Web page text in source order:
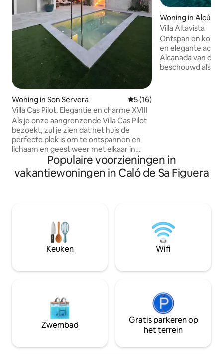
Woning in Son Servera Gemiddelde beoordeling
5 (16)
Villa Cas Pilot. Elegantie en charme XVIII
Als je onze aangrenzende Villa Cas Pilot
bezoekt, zul je zien dat het huis de
perfecte plek is om te ontspannen en
lichaam en geest weer met elkaar in
contact te brengen, terwijl je geniet van
de serene sfeer die ontstaat door de
historische geschiedenis van het huis te
klimaatregeling en plafondventilator
combineren op perfecte wijze een
modern design met het oorspronkelijke
18e-eeuwse erfgoed. Bezoek onze
Woning in Alcúdia
Villa Altavista
Ontspan en kom
en elegante
Alcanada van de
beschouwd als
de Alcudia, heb
restaurants, enz.
Populaire voorzieningen in
vakantiewoningen in Caló de Sa Figuera
Keuken Wifi
Zwembad
Gratis parkeren op
het terrein